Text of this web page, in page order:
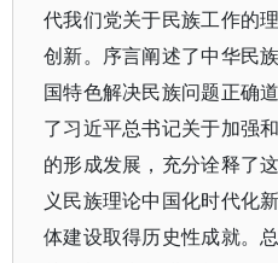
代我们党关于民族工作的
创新。序言阐述了中华民
国特色解决民族问题正确
了习近平总书记关于加强
的形成发展，充分诠释了
义民族理论中国化时代化
体建设取得历史性成就。